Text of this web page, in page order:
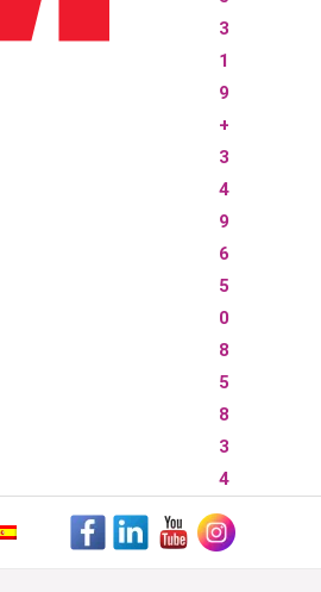
3
1
9
+
3
4
9
6
5
0
8
5
8
3
4